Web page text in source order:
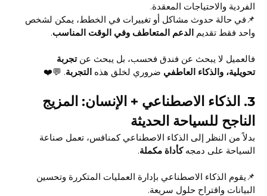
الفردية والاحتياجات المعقدة.
📌في حالة حدوث مشاكل أو تغييرات في الخطط، يمكن لشخص
واحد فقط تقديم الدعم المتعاطف وفي الوقت المناسب.
فالعميل لا يبحث عن فندق فحسب، بل يبحث عن تجربة
تحويلية، والذكاء العاطفي ضروري لخلق هذه التجربة. 💬❤️
3.
الذكاء الاصطناعي + الإنسان: المزيج
الناجح للسياحة الحديثة
بدلاً من النظر إلى الذكاء الاصطناعي كمنافس، تعمل صناعة
السياحة على دمجه كأداة مكملة.
📌يقوم الذكاء الاصطناعي بإدارة العمليات المتكررة وتحسين
البيانات واقتراح حلول سريعة.